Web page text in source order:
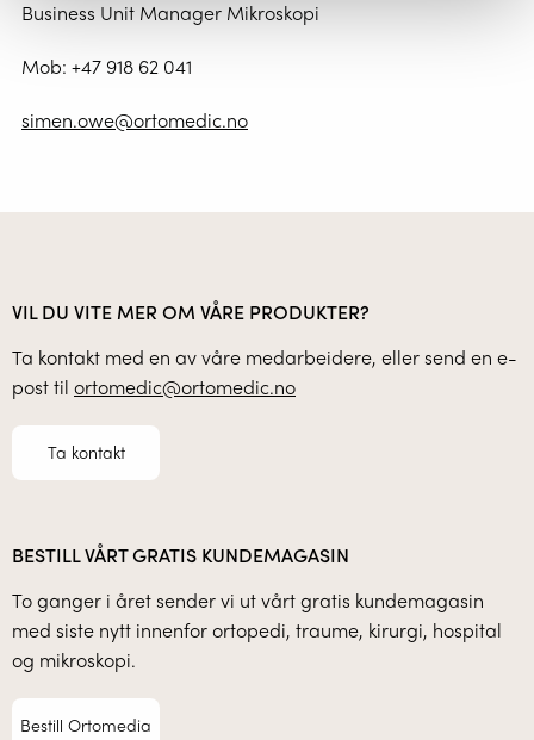
Business Unit Manager Mikroskopi
Mob: +47 918 62 041
simen.owe@ortomedic.no
VIL DU VITE MER OM VÅRE PRODUKTER?
Ta kontakt med en av våre medarbeidere, eller send en e-
post til ortomedic@ortomedic.no
Ta kontakt
BESTILL VÅRT GRATIS KUNDEMAGASIN
To ganger i året sender vi ut vårt gratis kundemagasin
med siste nytt innenfor ortopedi, traume, kirurgi, hospital
og mikroskopi.
Bestill Ortomedia